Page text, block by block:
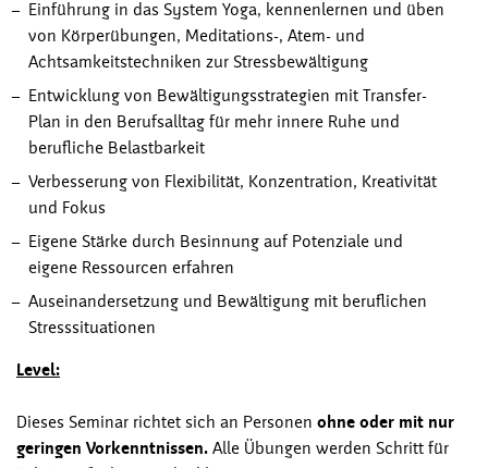
Einführung in das System Yoga, kennenlernen und üben
von Körperübungen, Meditations-, Atem- und
Achtsamkeitstechniken zur Stressbewältigung
Entwicklung von Bewältigungsstrategien mit Transfer-
Plan in den Berufsalltag für mehr innere Ruhe und
berufliche Belastbarkeit
Verbesserung von Flexibilität, Konzentration, Kreativität
und Fokus
Eigene Stärke durch Besinnung auf Potenziale und
eigene Ressourcen erfahren
Auseinandersetzung und Bewältigung mit beruflichen
Stresssituationen
Level:
Dieses Seminar richtet sich an Personen ohne oder mit nur
geringen Vorkenntnissen. Alle Übungen werden Schritt für